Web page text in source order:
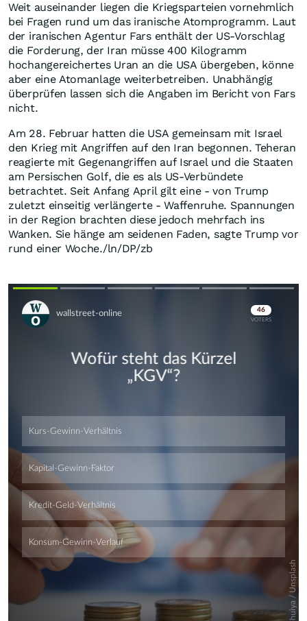
Weit auseinander liegen die Kriegsparteien vornehmlich
bei Fragen rund um das iranische Atomprogramm. Laut
der iranischen Agentur Fars enthält der US-Vorschlag
die Forderung, der Iran müsse 400 Kilogramm
hochangereichertes Uran an die USA übergeben, könne
aber eine Atomanlage weiterbetreiben. Unabhängig
überprüfen lassen sich die Angaben im Bericht von Fars
nicht.
Am 28. Februar hatten die USA gemeinsam mit Israel
den Krieg mit Angriffen auf den Iran begonnen. Teheran
reagierte mit Gegenangriffen auf Israel und die Staaten
am Persischen Golf, die es als US-Verbündete
betrachtet. Seit Anfang April gilt eine - von Trump
zuletzt einseitig verlängerte - Waffenruhe. Spannungen
in der Region brachten diese jedoch mehrfach ins
Wanken. Sie hänge am seidenen Faden, sagte Trump vor
rund einer Woche./ln/DP/zb
Skip
Skip